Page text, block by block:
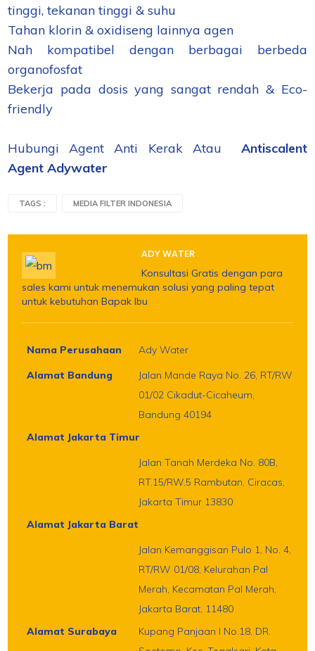
tinggi, tekanan tinggi & suhu
Tahan klorin & oxidiseng lainnya agen
Nah kompatibel dengan berbagai berbeda
organofosfat
Bekerja pada dosis yang sangat rendah & Eco-
friendly
Hubungi Agent Anti Kerak Atau
Antiscalent
Agent Adywater
TAGS : MEDIA FILTER INDONESIA
ADY WATER
Konsultasi Gratis dengan para
sales kami untuk menemukan solusi yang paling tepat
untuk kebutuhan Bapak Ibu
Nama Perusahaan
Ady Water
Alamat Bandung
Jalan Mande Raya No. 26, RT/RW
01/02 Cikadut-Cicaheum,
Bandung 40194
Alamat Jakarta Timur
Jalan Tanah Merdeka No. 80B,
RT.15/RW.5 Rambutan, Ciracas,
Jakarta Timur 13830
Alamat Jakarta Barat
Jalan Kemanggisan Pulo 1, No. 4,
RT/RW 01/08, Kelurahan Pal
Merah, Kecamatan Pal Merah,
Jakarta Barat, 11480
Alamat Surabaya
Kupang Panjaan I No.18, DR.